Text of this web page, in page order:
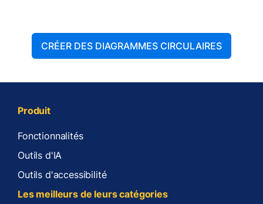
CRÉER DES DIAGRAMMES CIRCULAIRES
Produit
Fonctionnalités
Outils d'IA
Outils d'accessibilité
Les meilleurs de leurs catégories